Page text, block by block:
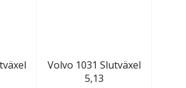
Volvo 1031 Slutväxel
5,13